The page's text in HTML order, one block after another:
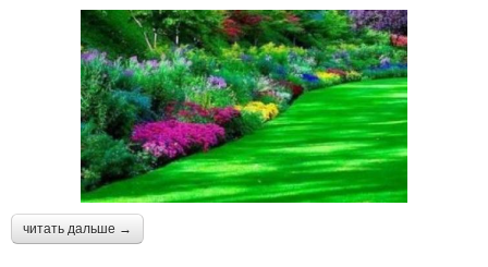
читать дальше →